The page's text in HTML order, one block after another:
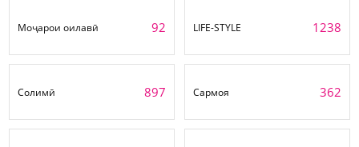
Моҷарои оилавӣ 92 LIFE-STYLE 1238
Солимӣ 897 Сармоя 362